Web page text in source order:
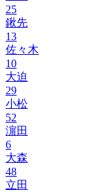
25
鍬先
13
佐々木
10
大迫
29
小松
52
濵田
6
大森
48
立田